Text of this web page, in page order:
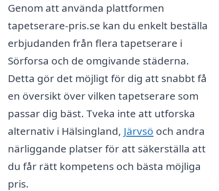
Genom att använda plattformen
tapetserare-pris.se kan du enkelt beställa
erbjudanden från flera tapetserare i
Sörforsa och de omgivande städerna.
Detta gör det möjligt för dig att snabbt få
en översikt över vilken tapetserare som
passar dig bäst. Tveka inte att utforska
alternativ i Hälsingland, Järvsö och andra
närliggande platser för att säkerställa att
du får rätt kompetens och bästa möjliga
pris.